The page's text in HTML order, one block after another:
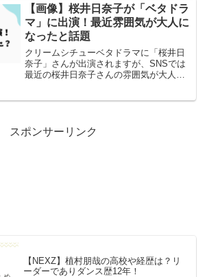
【画像】桜井日奈子が「ベタドラ
マ」に出演！最近雰囲気が大人に
なったと話題
クリームシチューベタドラマに「桜井日
奈子」さんが出演されますが、SNSでは
最近の桜井日奈子さんの雰囲気が大人っ
スポンサーリンク
【NEXZ】植村朋哉の高校や経歴は？リ
ーダーでありダンス歴12年！